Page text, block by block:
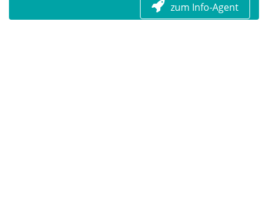
zum Info-Agent